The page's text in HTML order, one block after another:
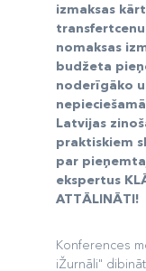
izmaksas
nomaksas
budžeta
noderīgāko
Latvijas
praktiskiem
par
ekspertus
ATTĀLINĀTI!
Konferences
iŽurnāli"